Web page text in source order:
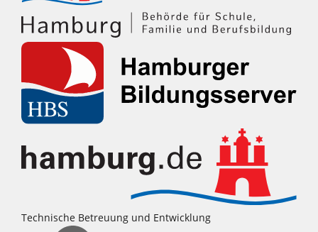
Technische Betreuung und Entwicklung